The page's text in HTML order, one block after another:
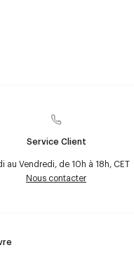
Service Client
au Vendredi, de 10h à 18h, CET
Nous contacter